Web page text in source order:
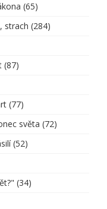
(65)
strach (284)
(87)
(77)
světa (72)
(52)
(34)